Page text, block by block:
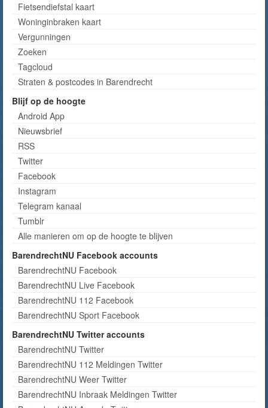
Fietsendiefstal kaart
Woninginbraken kaart
Vergunningen
Zoeken
Tagcloud
Straten & postcodes in Barendrecht
Blijf op de hoogte
Android App
Nieuwsbrief
RSS
Twitter
Facebook
Instagram
Telegram kanaal
Tumblr
Alle manieren om op de hoogte te blijven
BarendrechtNU Facebook accounts
BarendrechtNU Facebook
BarendrechtNU Live Facebook
BarendrechtNU 112 Facebook
BarendrechtNU Sport Facebook
BarendrechtNU Twitter accounts
BarendrechtNU Twitter
BarendrechtNU 112 Meldingen Twitter
BarendrechtNU Weer Twitter
BarendrechtNU Inbraak Meldingen Twitter